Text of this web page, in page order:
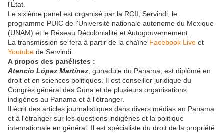
l'État.
Le sixième panel est organisé par la RCII, Servindi, le
programme PUIC de l'Université nationale autonome du Mexique
(UNAM) et le Réseau Décolonialité et Autogouvernement .
La transmission se fera à partir de la chaîne Facebook Live et
Youtube de Servindi.
A propos des panélistes :
Atencio López Martínez , gunadule du Panama, est diplômé en
droit et en sciences politiques. Il est conseiller juridique du
Congrès général des Guna et de plusieurs organisations
indigènes au Panama et à l'étranger.
Il écrit des articles journalistiques dans divers médias au Panama
et à l'étranger sur les questions indigènes et la politique
internationale en général. Il est spécialiste du droit de la propriété